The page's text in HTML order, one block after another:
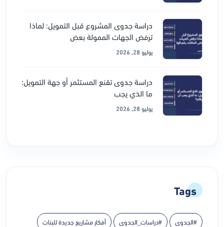
دراسة جدوى المشروع قبل التمويل: لماذا
ترفض الجهات الممولة بعض
يوليو 28, 2026
دراسة جدوى تقنع المستثمر أو جهة التمويل:
ما الذي يجب
يوليو 28, 2026
Tags
#الجدوى #دراسات_الجدوى أفكار مشاريع جديدة للبنات